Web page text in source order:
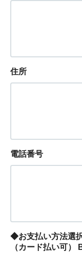
住所
電話番号
◆お支払い方法選
（カード払い可）